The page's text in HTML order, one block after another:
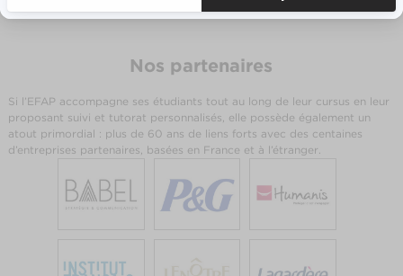
Nos partenaires
Si l’EFAP accompagne ses étudiants tout au long de leur cursus en leur
proposant suivi et tutorat personnalisés, elle possède également un
atout primordial : plus de 60 ans de liens forts avec des centaines
d’entreprises partenaires, basées en France et à l’étranger.